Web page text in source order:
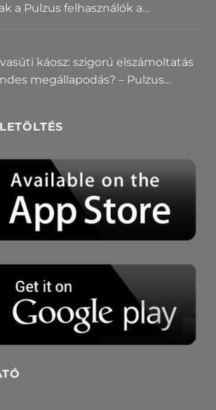
a Pulzus felhasználók a
káosz: szigorú elszámoltatás
megállapodás? – Pulzus